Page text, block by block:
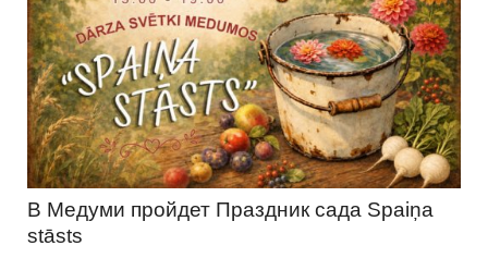
В Медуми пройдет Праздник сада Spaiņa
stāsts